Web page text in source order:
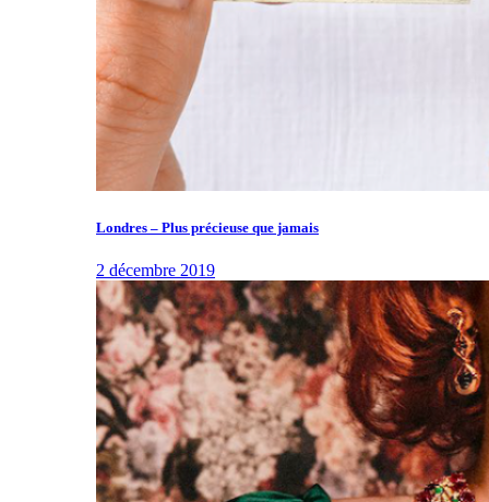
Londres – Plus précieuse que jamais
2 décembre 2019